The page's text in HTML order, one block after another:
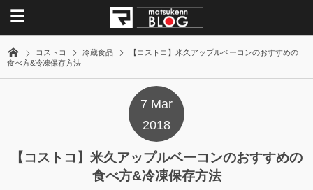
コストコ 冷蔵食品
【コストコ】米久アップルベーコンのおすすめの
食べ方&冷凍保存方法
7 Mar
2018
【コストコ】米久アップルベーコンのおすすめの
食べ方&冷凍保存方法